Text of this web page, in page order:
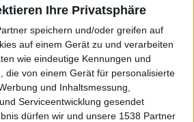
Ihre Privatsphäre
speichern und/oder greifen auf
auf einem Gerät zu und verarbeiten
wie eindeutige Kennungen und
die von einem Gerät für personalisierte
und Inhaltsmessung,
Serviceentwicklung gesendet
dürfen wir und unsere 1538 Partner